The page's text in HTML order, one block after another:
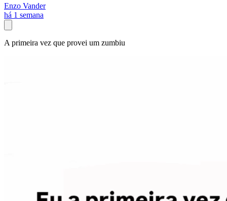
Enzo Vander
há 1 semana
A primeira vez que provei um zumbiu